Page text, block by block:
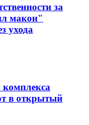
за
макон"
ухода
в открытый